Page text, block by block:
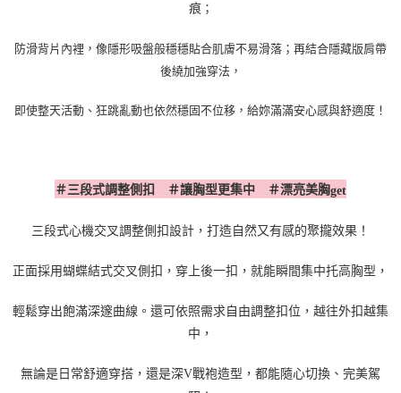
痕；
防滑背片內裡， 像隱形吸盤般穩穩貼合肌膚不易滑落； 再結合隱藏版肩帶
後繞加強穿法，
即使整天活動、狂跳亂動也依然穩固不位移， 給妳滿滿安心感與舒適度！
＃三段式調整側扣 ＃讓胸型更集中 ＃漂亮美胸get
三段式心機交叉調整側扣設計，打造自然又有感的聚攏效果！
正面採用蝴蝶結式交叉側扣，穿上後一扣，就能瞬間集中托高胸型，
輕鬆穿出飽滿深邃曲線。還可依照需求自由調整扣位，越往外扣越集
中，
無論是日常舒適穿搭，還是深V戰袍造型，都能隨心切換、完美駕